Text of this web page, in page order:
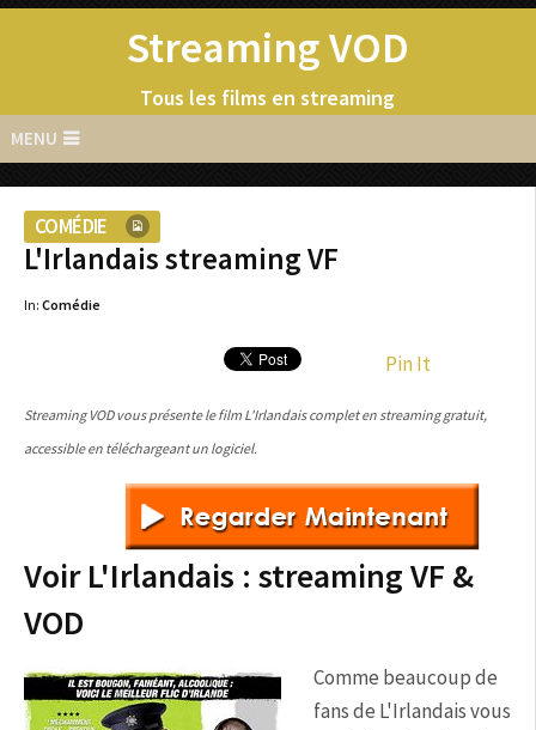
Streaming VOD
Tous les films en streaming
MENU
COMÉDIE
L'Irlandais streaming VF
In: Comédie
Pin It
Streaming VOD vous présente le film L'Irlandais complet en streaming gratuit,
accessible en téléchargeant un logiciel.
Voir L'Irlandais : streaming VF &
VOD
Comme beaucoup de
fans de L'Irlandais vous